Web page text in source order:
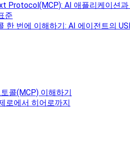
Protocol(MCP): AI 애플리케이션
준
한 번에 이해하기: AI 에이전트의
콜(MCP) 이해하기
로에서 히어로까지